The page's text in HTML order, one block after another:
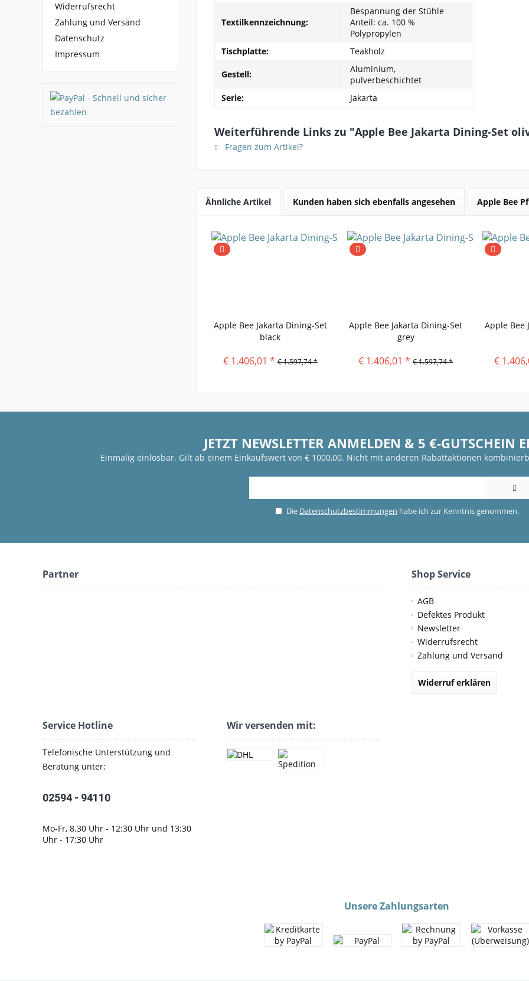
Widerrufsrecht
Zahlung und Versand
Datenschutz
Impressum
Textilkennzeichnung:
Bespannung der Stühle
Anteil: ca. 100 %
Polypropylen
Tischplatte:
Teakholz
Gestell:
Aluminium,
pulverbeschichtet
Serie:
Jakarta
Weiterführende Links zu "Apple Bee Jakarta Dining-Set
Fragen zum Artikel?
Ähnliche Artikel Kunden haben sich ebenfalls angesehen Apple Bee
Apple Bee Jakarta Dining-Set
black
€ 1.406,01 * € 1.597,74 *
Apple Bee Jakarta Dining-Set
grey
€ 1.406,01 * € 1.597,74 *
Apple Bee
€
JETZT NEWSLETTER ANMELDEN & 5 €-GUTSCHEIN
Einmalig einlösbar. Gilt ab einem Einkaufswert von € 1000,00. Nicht mit anderen Rabattaktionen
Die Datenschutzbestimmungen habe ich zur Kenntnis genommen.
Partner Shop Service
AGB
Defektes Produkt
Newsletter
Widerrufsrecht
Zahlung und Versand
Widerruf erklären
Service Hotline
Telefonische Unterstützung und
Beratung unter:
02594 - 94110
Mo-Fr, 8.30 Uhr - 12:30 Uhr und 13:30
Uhr - 17:30 Uhr
Wir versenden mit:
Unsere Zahlungsarten